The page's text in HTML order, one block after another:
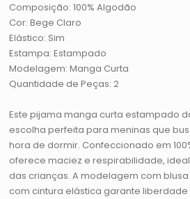
Composição: 100% Algodão
Cor: Bege Claro
Elástico: Sim
Estampa: Estampado
Modelagem: Manga Curta
Quantidade de Peças: 2
Este pijama manga curta estampado
escolha perfeita para meninas que
hora de dormir. Confeccionado em
oferece maciez e respirabilidade,
das crianças. A modelagem com
com cintura elástica garante